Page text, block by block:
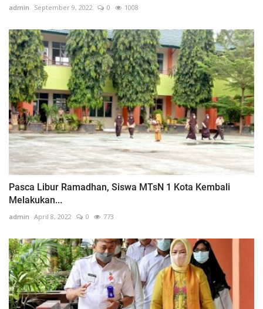
admin September 9, 2022 0 1008
Pasca Libur Ramadhan, Siswa MTsN 1 Kota Kembali
Melakukan...
admin April 8, 2022 0 773